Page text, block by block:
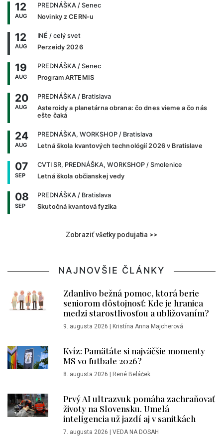
12
AUG
PREDNÁŠKA / Senec
Novinky z CERN-u
12
AUG
INÉ / celý svet
Perzeidy 2026
19
AUG
PREDNÁŠKA / Senec
Program ARTEMIS
20
AUG
PREDNÁŠKA / Bratislava
Asteroidy a planetárna obrana: čo dnes vieme a čo nás
ešte čaká
24
AUG
PREDNÁŠKA, WORKSHOP / Bratislava
Letná škola kvantových technológií 2026 v Bratislave
07
SEP
CVTI SR, PREDNÁŠKA, WORKSHOP / Smolenice
Letná škola občianskej vedy
08
SEP
PREDNÁŠKA / Bratislava
Skutočná kvantová fyzika
Zobraziť všetky podujatia >>
NAJNOVŠIE ČLÁNKY
Zdanlivo bežná pomoc, ktorá berie
seniorom dôstojnosť: Kde je hranica
medzi starostlivosťou a ubližovaním?
9. augusta 2026 Kristína Anna Majcherová
Kvíz: Pamätáte si najväčšie momenty
MS vo futbale 2026?
8. augusta 2026 René Beláček
Prvý AI ultrazvuk pomáha zachraňovať
životy na Slovensku. Umelá
inteligencia už jazdí aj v sanitkách
7. augusta 2026 VEDA NA DOSAH